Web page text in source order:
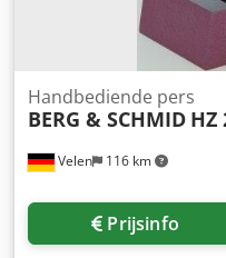
Velen 116 km
Handbediende pers
BERG & SCHMID HZ
Prijsinfo